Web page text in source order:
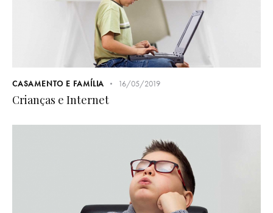
CASAMENTO E FAMÍLIA 16/05/2019
Crianças e Internet